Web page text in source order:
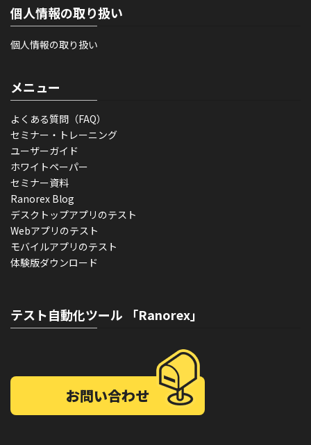
個人情報の取り扱い
個人情報の取り扱い
メニュー
よくある質問（FAQ）
セミナー・トレーニング
ユーザーガイド
ホワイトペーパー
セミナー資料
Ranorex Blog
デスクトップアプリのテスト
Webアプリのテスト
モバイルアプリのテスト
体験版ダウンロード
テスト自動化ツール 「Ranorex」
お問い合わせ